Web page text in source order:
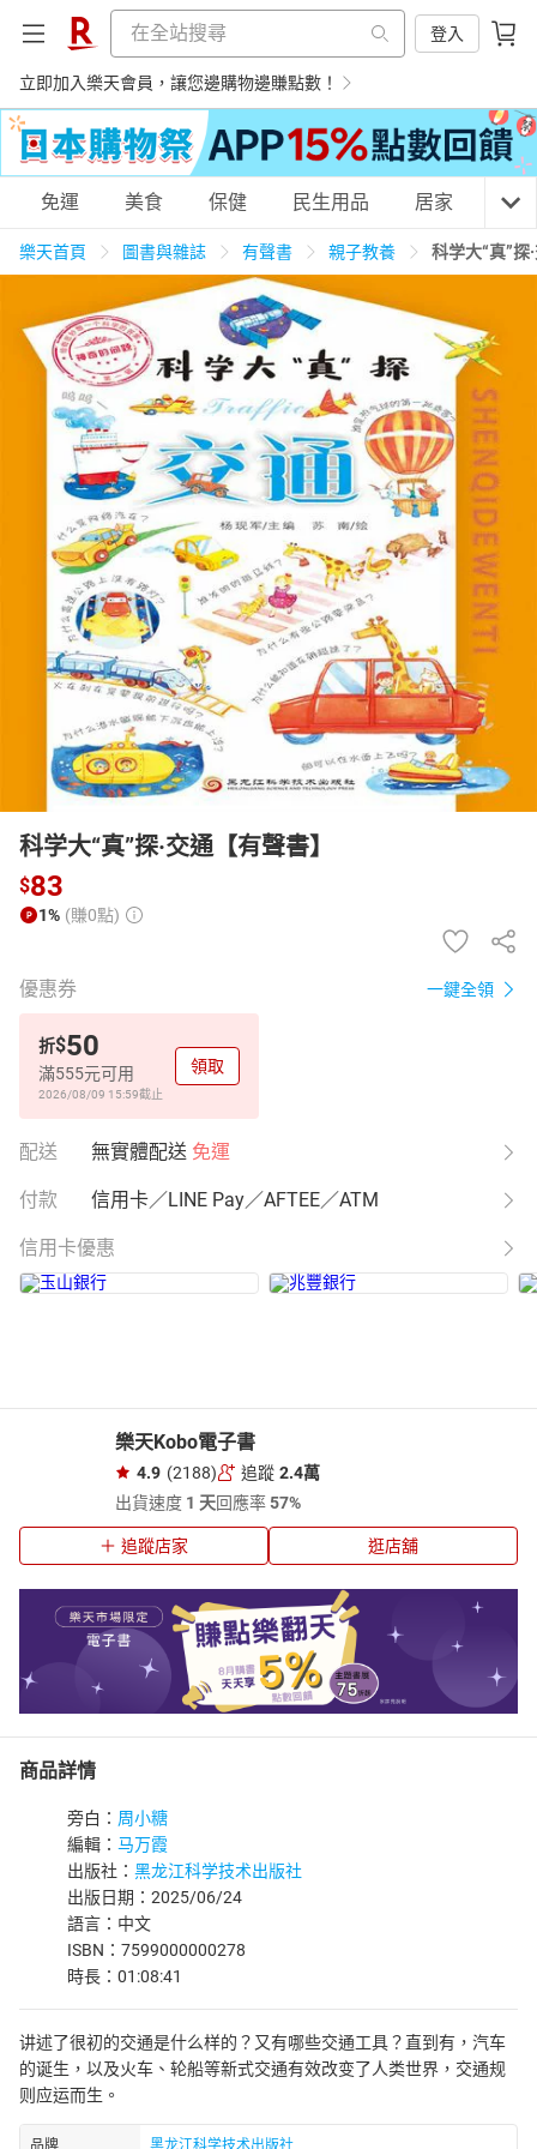
登入
立即加入樂天會員，讓您邊購物邊賺點數！
購物網分類
天天免運 美食蛋糕 養生保健 民生用品
居家生活 3C家電 運動休閒 親子玩具
女裝 男裝 化妝保養 情趣用品
日本購物 電子/紙本書
HOT
免運 美食 保健 民生用品 居家 3C
樂天首頁 圖書與雜誌 有聲書 親子教養 科学大“真”探
科学大“真”探·交通【有聲書】
$83
1% (賺0點)
優惠券 一鍵全領
折$50
滿555元可用
2026/08/09 15:59截止
領取
配送 無實體配送 免運
付款 信用卡／LINE Pay／AFTEE／ATM
信用卡優惠
樂天Kobo電子書
4.9 (2188) 追蹤 2.4萬
出貨速度 1 天回應率57%
追蹤店家 逛店舖
商品詳情
旁白： 周小糖
編輯： 马万霞
出版社： 黑龙江科学技术出版社
出版日期：2025/06/24
語言：中文
ISBN：7599000000278
時長：01:08:41
讲述了很初的交通是什么样的？又有哪些交通工具？直到有，汽车
的诞生，以及火车、轮船等新式交通有效改变了人类世界，交通规
则应运而生。
品牌 黑龙江科学技术出版社